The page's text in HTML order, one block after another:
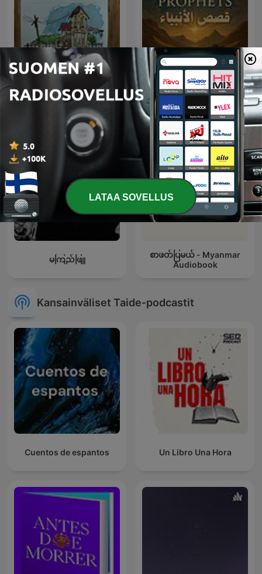
Myanmar poems
မကြည်ဖြူ
စာဖတ်ပြမယ် - Myanmar
Audiobook
Kansainväliset Taide-podcastit
Cuentos de espantos Un Libro Una Hora
LATAA SOVELLUS